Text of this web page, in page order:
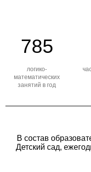
785
логико-
математических
занятий в год
В состав
Детский сад,